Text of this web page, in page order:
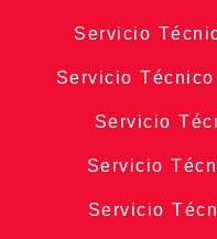
Servicio
Servicio
Servicio
Servicio
Servicio